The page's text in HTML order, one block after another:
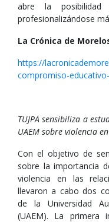
abre la posibilidad
profesionalizándose
La Crónica de
https://
compromiso-
TUJPA sensibiliza a
UAEM sobre violencia
Con el objetivo de
sobre la importancia
violencia en las
llevaron a cabo dos
de la Universidad
(UAEM). La primera